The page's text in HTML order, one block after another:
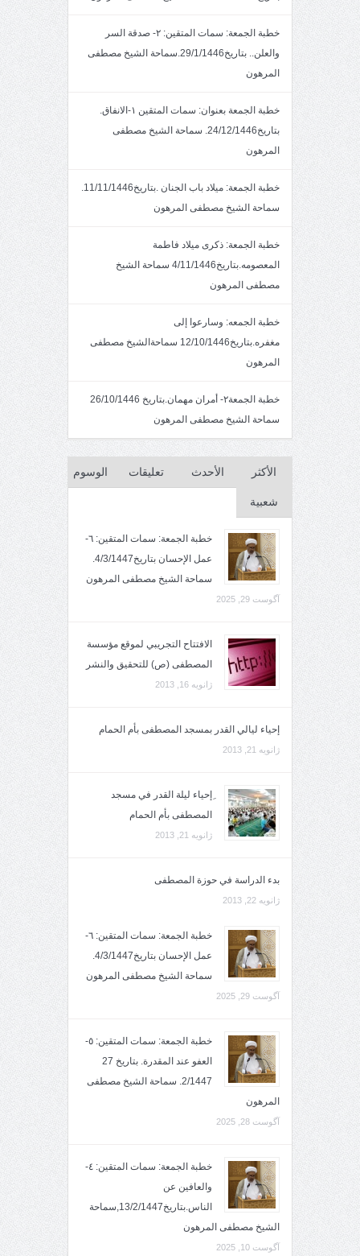
خطبة الجمعة: سمات المتقين: ٢- صدقة السر
والعلن.. بتاريخ29/1/1446.سماحة الشيخ مصطفى
المرهون
خطبة الجمعة بعنوان: سمات المتقين ١-الانفاق.
بتاريخ24/12/1446. سماحة الشيخ مصطفى
المرهون
خطبة الجمعة: ميلاد باب الجنان .بتاريخ11/11/1446.
سماحة الشيخ مصطفى المرهون
خطبة الجمعة: ذكرى ميلاد فاطمة
المعصومه.بتاريخ4/11/1446 سماحة الشيخ
مصطفى المرهون
خطبة الجمعه: وسارعوا إلى
مغفره.بتاريخ12/10/1446 سماحةالشيخ مصطفى
المرهون
خطبة الجمعة٢- أمران مهمان.بتاريخ 26/10/1446
سماحة الشيخ مصطفى المرهون
الأكثر
شعبية
الأحدث تعليقات الوسوم
خطبة الجمعة: سمات المتقين: ٦-
عمل الإحسان بتاريخ4/3/1447.
سماحة الشيخ مصطفى المرهون
آگوست 29, 2025
الافتتاح التجريبي لموقع مؤسسة
المصطفى (ص) للتحقيق والنشر
ژانویه 16, 2013
إحياء ليالي القدر بمسجد المصطفى بأم الحمام
ژانویه 21, 2013
ِإحياء ليلة القدر في مسجد
المصطفى بأم الحمام
ژانویه 21, 2013
بدء الدراسة في حوزة المصطفى
ژانویه 22, 2013
خطبة الجمعة: سمات المتقين: ٦-
عمل الإحسان بتاريخ4/3/1447.
سماحة الشيخ مصطفى المرهون
آگوست 29, 2025
خطبة الجمعة: سمات المتقين: ٥-
العفو عند المقدرة. بتاريخ 27
2/1447. سماحة الشيخ مصطفى
المرهون
آگوست 28, 2025
خطبة الجمعة: سمات المتقين: ٤-
والعافين عن
الناس.بتاريخ13/2/1447,سماحة
الشيخ مصطفى المرهون
آگوست 10, 2025